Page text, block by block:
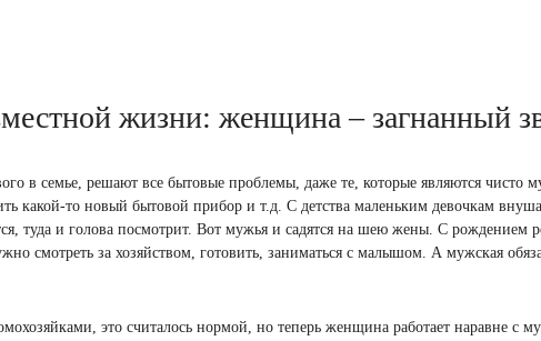
жизни: женщина – загнанный
в семье, решают все бытовые проблемы, даже те, которые являются чисто
какой-то новый бытовой прибор и т.д. С детства маленьким девочкам
туда и голова посмотрит. Вот мужья и садятся на шею жены. С рождением
смотреть за хозяйством, готовить, заниматься с малышом. А мужская
это считалось нормой, но теперь женщина работает наравне с